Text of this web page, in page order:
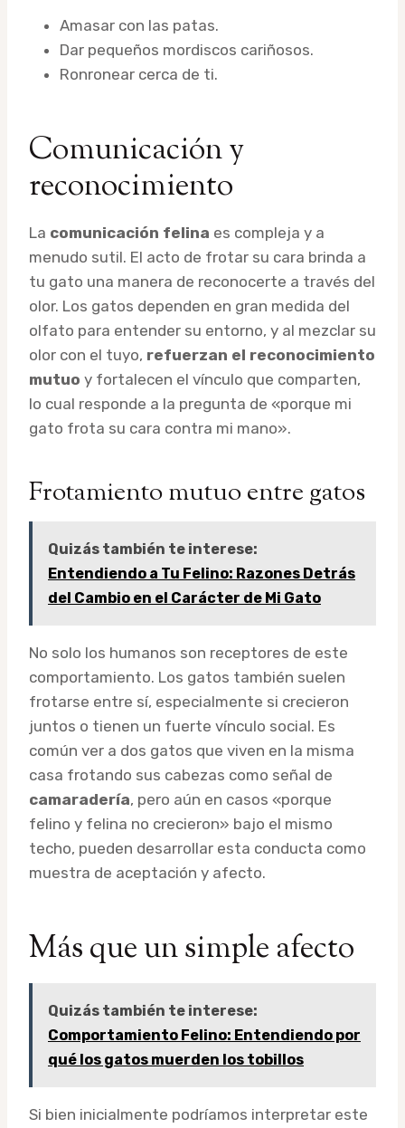
Amasar con las patas.
Dar pequeños mordiscos cariñosos.
Ronronear cerca de ti.
Comunicación y
reconocimiento
La comunicación felina es compleja y a
menudo sutil. El acto de frotar su cara brinda a
tu gato una manera de reconocerte a través del
olor. Los gatos dependen en gran medida del
olfato para entender su entorno, y al mezclar su
olor con el tuyo, refuerzan el reconocimiento
mutuo y fortalecen el vínculo que comparten,
lo cual responde a la pregunta de «porque mi
gato frota su cara contra mi mano».
Frotamiento mutuo entre gatos
Quizás también te interese:
Entendiendo a Tu Felino: Razones Detrás
del Cambio en el Carácter de Mi Gato
No solo los humanos son receptores de este
comportamiento. Los gatos también suelen
frotarse entre sí, especialmente si crecieron
juntos o tienen un fuerte vínculo social. Es
común ver a dos gatos que viven en la misma
casa frotando sus cabezas como señal de
camaradería, pero aún en casos «porque
felino y felina no crecieron» bajo el mismo
techo, pueden desarrollar esta conducta como
muestra de aceptación y afecto.
Más que un simple afecto
Quizás también te interese:
Comportamiento Felino: Entendiendo por
qué los gatos muerden los tobillos
Si bien inicialmente podríamos interpretar este